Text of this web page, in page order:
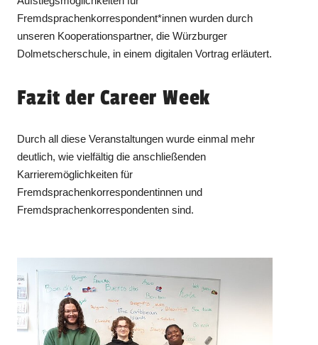
Fremdsprachenkorrespondent*innen wurden durch
unseren Kooperationspartner, die Würzburger
Dolmetscherschule, in einem digitalen Vortrag erläutert.
Fazit der Career Week
Durch all diese Veranstaltungen wurde einmal mehr
deutlich, wie vielfältig die anschließenden
Karrieremöglichkeiten für
Fremdsprachenkorrespondentinnen und
Fremdsprachenkorrespondenten sind.